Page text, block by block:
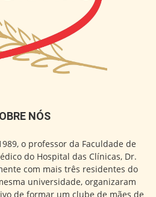
NÓS
o professor da Faculdade de
do Hospital das Clínicas, Dr.
com mais três residentes do
universidade, organizaram
de formar um clube de mães de